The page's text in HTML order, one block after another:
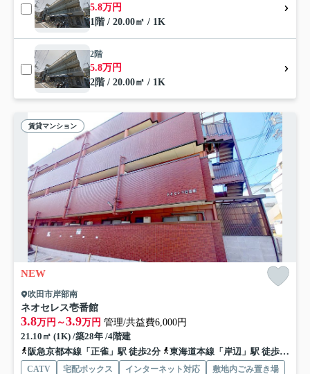
5.8万円
1階 / 20.00㎡ / 1K
2階
5.8万円
2階 / 20.00㎡ / 1K
賃貸マンション
NEW
吹田市岸部南
ネオセレス壱番館
3.8万円～3.9万円 管理/共益費6,000円
21.10㎡ (1K) /築28年 /4階建
阪急京都本線「正雀」駅 徒歩2分
東海道本線「岸辺」駅 徒歩5分
CATV 宅配ボックス インターネット対応
敷地内ごみ置き場